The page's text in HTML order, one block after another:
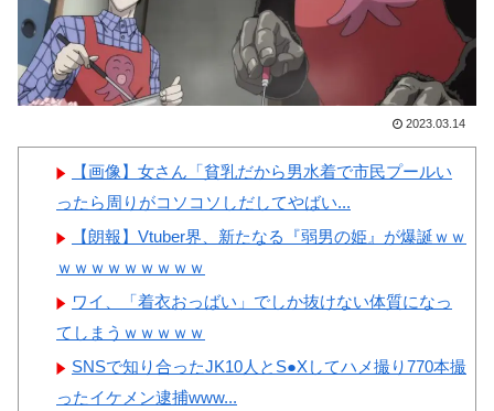
── ちゅっちゅしながらの濃厚
エッ画像♪
海外「日本よ、お前がナンバ
本の対応のスピードに世界が衝
【画像】顔100点、体30点の
女ｗｗｗ
Powered by livedoor 相互RSS
っ？？？？？？？？？？」＝韓
国の反応
韓国人「織田信長の安土城の
復元図と建築技術の高さに韓国
に言葉を失う‥」
韓国人「日本の某全国チェー
ン店の商品写真が話題になって
しい…（ﾌﾞﾙﾌﾞﾙ」＝韓国の反
韓国人「手術中に震度6強の
2023.03.14
【画像】女さん「貧乳だから男水着で市民プールい
ったら周りがコソコソしだしてやばい...
【朗報】Vtuber界、新たなる『弱男の姫』が爆誕ｗｗ
ｗｗｗｗｗｗｗｗｗ
ワイ、「着衣おっばい」でしか抜けない体質になっ
てしまうｗｗｗｗｗ
SNSで知り合ったJK10人とS●Xしてハメ撮り770本撮
ったイケメン逮捕www...